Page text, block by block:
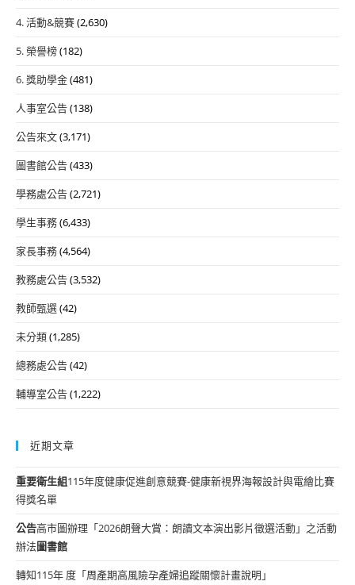
4. 活動&競賽(2,630)
5. 榮譽榜(182)
6. 獎助學金(481)
人事室公告(138)
公告來文(3,171)
圖書館公告(433)
學務處公告(2,721)
學生事務(6,433)
家長事務(4,564)
教務處公告(3,532)
教師甄選(42)
未分類(1,285)
總務處公告(42)
輔導室公告(1,222)
近期文章
重要衛生組115年度健康促進創意競賽-健康新視界海報設計與電繪比賽
得獎名單
公告高市圖辦理「2026朗聲大賞：朗讀文本演出影片徵選活動」之活動
辦法圖書館
轉知115年 度「周產期高風險孕產婦追蹤關懷計畫說明」